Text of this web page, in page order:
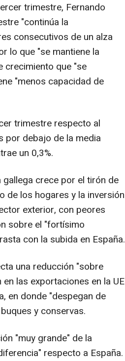
trimestre, Fernando
"continúa la
consecutivos de un alza
lo que "se mantiene la
crecimiento que "se
"menos capacidad de
trimestre respecto al
por debajo de la media
un 0,3%.
crece por el tirón de
de los hogares y la inversión
exterior, con peores
sobre el "fortísimo
con la subida en España.
una reducción "sobre
las exportaciones en la UE
en donde "despegan de
y conservas.
"muy grande" de la
respecto a España.